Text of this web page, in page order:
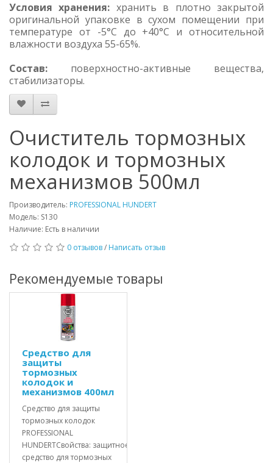
Условия хранения: хранить в плотно закрытой
оригинальной упаковке в сухом помещении при
температуре от -5°C до +40°С и относительной
влажности воздуха 55-65%.
Состав: поверхностно-активные вещества,
стабилизаторы.
Очиститель тормозных
колодок и тормозных
механизмов 500мл
Производитель: PROFESSIONAL HUNDERT
Модель: S130
Наличие: Есть в наличии
0 отзывов/ Написать отзыв
Рекомендуемые товары
Средство для
защиты
тормозных
колодок и
механизмов 400мл
Средство для защиты
тормозных колодок
PROFESSIONAL
HUNDERTСвойства: защитное
средство для тормозных